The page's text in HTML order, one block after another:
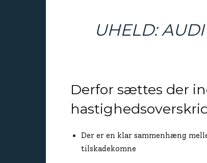
UHELD:
Derfor sættes der
Der er en klar sammenhæng
tilskadekomne